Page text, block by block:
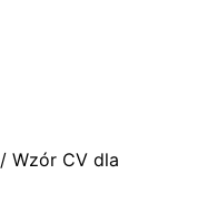
/ Wzór CV dla